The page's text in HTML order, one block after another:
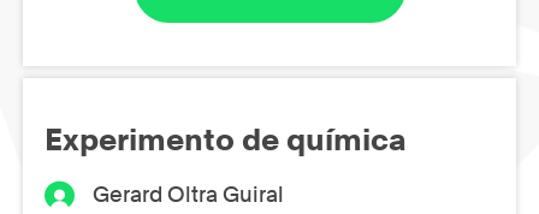
Experimento de química
Gerard Oltra Guiral